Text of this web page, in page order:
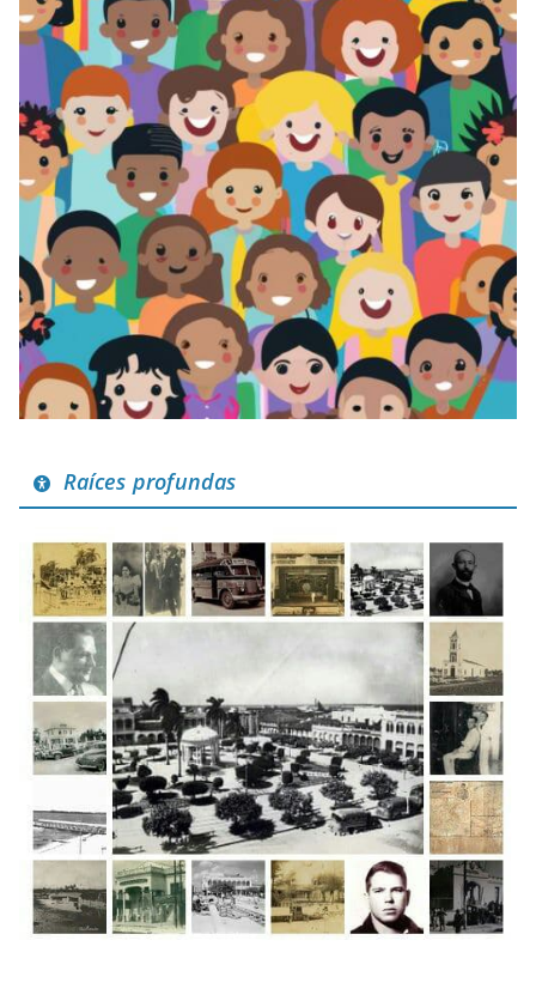
Raíces profundas